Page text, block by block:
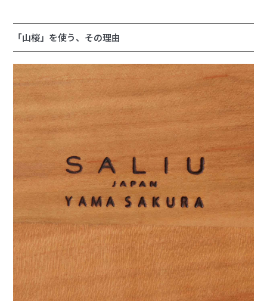
「山桜」を使う、その理由